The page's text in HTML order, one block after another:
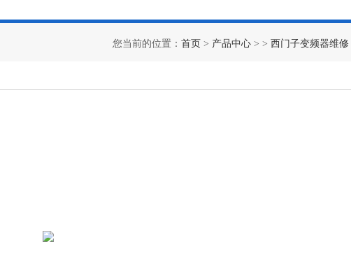
您当前的位置： 首页 > 产品中心 > > 西门子变频器维修